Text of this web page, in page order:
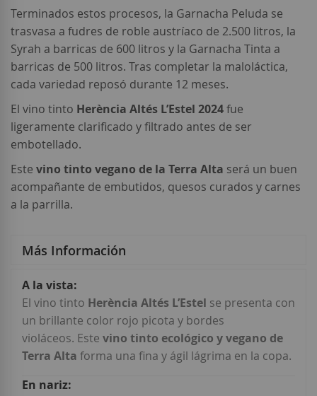
Terminados estos procesos, la Garnacha Peluda se
trasvasa a fudres de roble austríaco de 2.500 litros, la
Syrah a barricas de 600 litros y la Garnacha Tinta a
barricas de 500 litros. Tras completar la maloláctica,
cada variedad reposó durante 12 meses.
El vino tinto Herència Altés L’Estel 2024fue
ligeramente clarificado y filtrado antes de ser
embotellado.
Este vino tinto vegano de la Terra Alta será un buen
acompañante de embutidos, quesos curados y carnes
a la parrilla.
Más Información
Más
Información
El vino tinto Herència Altés L’Estel se presenta con
un brillante color rojo picota y bordes
violáceos. Este vino tinto ecológico y vegano de
Terra Alta forma una fina y ágil lágrima en la copa.